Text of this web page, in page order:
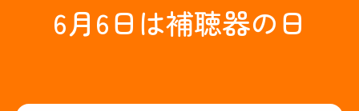
6月6日は補聴器の日